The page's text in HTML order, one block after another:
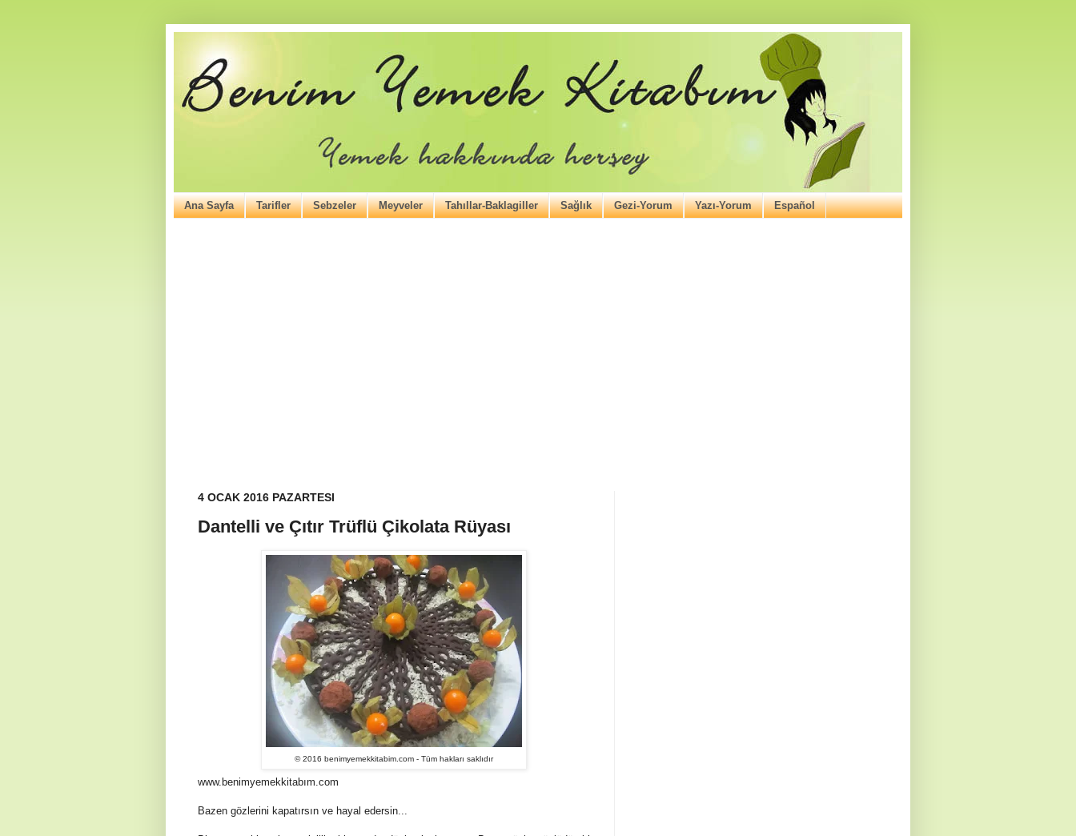
Ana Sayfa Tarifler Sebzeler Meyveler Tahıllar-Baklagiller Sağlık Gezi-Yorum Yazı-Yorum Español
4 OCAK 2016 PAZARTESI
Dantelli ve Çıtır Trüflü Çikolata Rüyası
© 2016 benimyemekkitabim.com - Tüm hakları saklıdır
www.benimyemekkitabım.com
Bazen gözlerini kapatırsın ve hayal edersin...